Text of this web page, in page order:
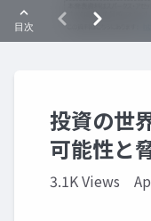
投資の世
可能性と
3.1K Views